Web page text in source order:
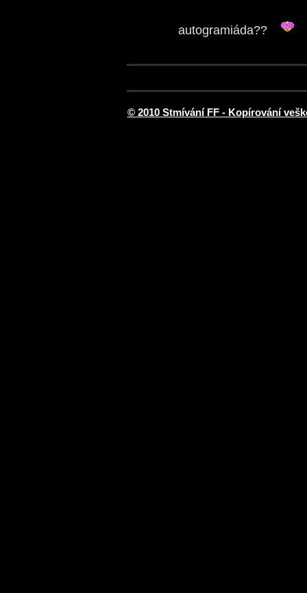
autogramiáda??
© 2010 Stmívání FF - Kopírování